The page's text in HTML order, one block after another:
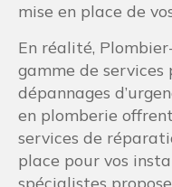
mise en place de
En réalité,
gamme de services
dépannages
en plomberie
services de
place pour vos
spécialistes